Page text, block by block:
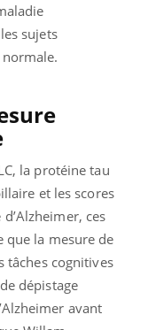
sujets
la protéine tau
et les scores
ces
que la mesure de
tâches cognitives
dépistage
avant